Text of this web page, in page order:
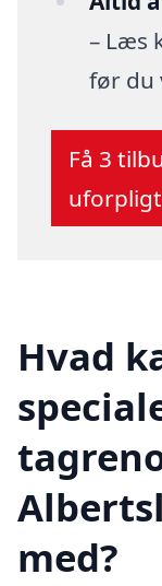
– Læs
før du
Få 3
Hvad
med?